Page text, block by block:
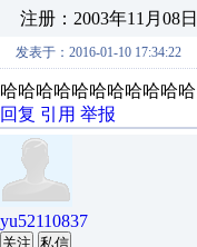
注册：2003年11月08日
发表于：2016-01-10 17:34:22
哈哈哈哈哈哈哈哈哈哈哈
回复 引用 举报
yu52110837
关注 私信